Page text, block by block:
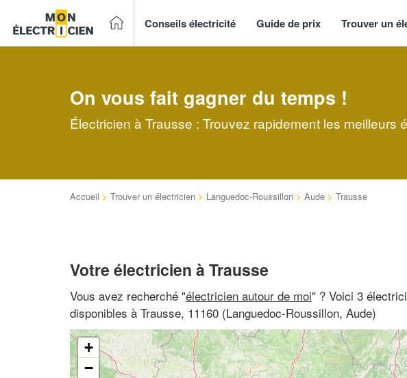
Conseils électricité Guide de prix Trouver un
On vous fait gagner du temps !
Électricien à Trausse : Trouvez rapidement les meilleurs
Accueil > Trouver un électricien > Languedoc-Roussillon > Aude > Trausse
Votre électricien à Trausse
Vous avez recherché "électricien autour de moi" ? Voici 3
disponibles à Trausse, 11160 (Languedoc-Roussillon, Aude)
+
−